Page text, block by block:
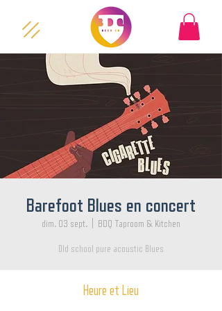
Barefoot Blues en concert
dim. 03 sept. BDQ Taproom & Kitchen
Old school pure acoustic Blues
Heure et Lieu